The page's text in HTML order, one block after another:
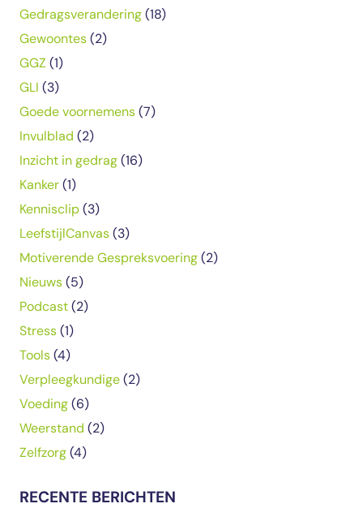
Gedragsverandering(18)
Gewoontes(2)
GGZ (1)
GLI (3)
Goede voornemens(7)
Invulblad (2)
Inzicht in gedrag(16)
Kanker(1)
Kennisclip(3)
LeefstijlCanvas(3)
Motiverende Gespreksvoering(2)
Nieuws(5)
Podcast(2)
Stress(1)
Tools(4)
Verpleegkundige(2)
Voeding(6)
Weerstand (2)
Zelfzorg(4)
RECENTE BERICHTEN